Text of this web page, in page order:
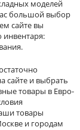
моделей
большой выбор
сайте вы
инвентаря:
сайте и выбрать
товары в Евро-
товары
и городам